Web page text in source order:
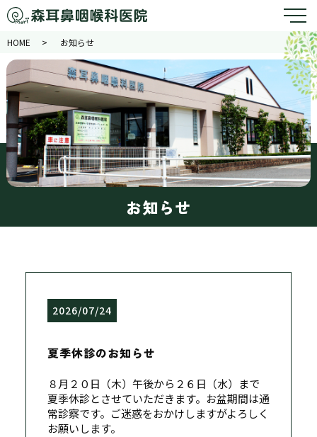
HOME お知らせ
お知らせ
2026/07/24
夏季休診のお知らせ
８月２０日（木）午後から２６日（水）まで
夏季休診とさせていただきます。お盆期間は通
常診察です。ご迷惑をおかけしますがよろしく
お願いします。